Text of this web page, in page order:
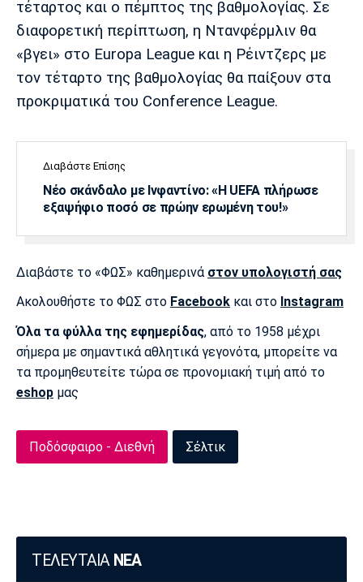
τέταρτος και ο πέμπτος της βαθμολογίας. Σε
διαφορετική περίπτωση, η Ντανφέρμλιν θα
«βγει» στο Europa League και η Ρέιντζερς με
τον τέταρτο της βαθμολογίας θα παίξουν στα
προκριματικά του Conference League.
Διαβάστε Επίσης
Νέο σκάνδαλο με Ινφαντίνο: «Η UEFA πλήρωσε
εξαψήφιο ποσό σε πρώην ερωμένη του!»
Διαβάστε το «ΦΩΣ» καθημερινά στον υπολογιστή σας
Ακολουθήστε το ΦΩΣ στο Facebook και στο Instagram
Όλα τα φύλλα της εφημερίδας, από το 1958 μέχρι
σήμερα με σημαντικά αθλητικά γεγονότα, μπορείτε να
τα προμηθευτείτε τώρα σε προνομιακή τιμή από το
eshop μας
Ποδόσφαιρο - Διεθνή Σέλτικ
ΤΕΛΕΥΤΑΙΑ ΝΕΑ